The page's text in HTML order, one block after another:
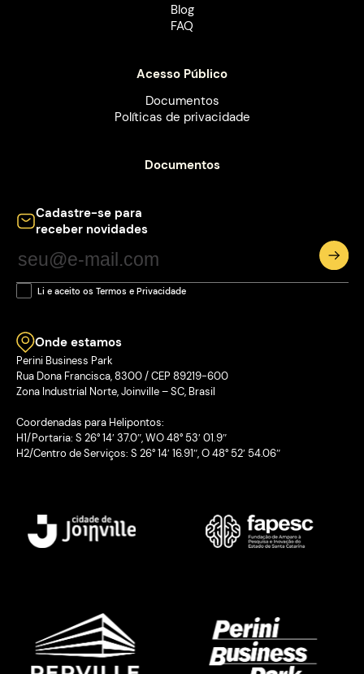
Blog
FAQ
Acesso Público
Documentos
Políticas de privacidade
Documentos
Cadastre-se para
receber novidades
Li e aceito os Termos e Privacidade
Onde estamos
Perini Business Park
Rua Dona Francisca, 8300 / CEP 89219-600
Zona Industrial Norte, Joinville – SC, Brasil
Coordenadas para Helipontos:
H1/Portaria: S 26° 14′ 37.0″, WO 48° 53′ 01.9″
H2/Centro de Serviços: S 26° 14′ 16.91″, O 48° 52′ 54.06″